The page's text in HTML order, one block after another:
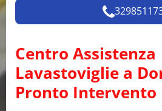
Centro Assistenza
Lavastoviglie a
Pronto Intervento